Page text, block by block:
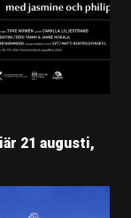
21 augusti,